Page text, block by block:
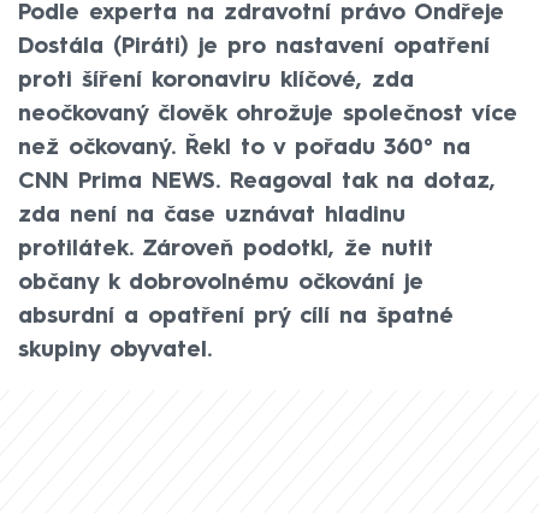
Podle experta na zdravotní právo Ondřeje
Dostála (Piráti) je pro nastavení opatření
proti šíření koronaviru klíčové, zda
neočkovaný člověk ohrožuje společnost více
než očkovaný. Řekl to v pořadu 360° na
CNN Prima NEWS. Reagoval tak na dotaz,
zda není na čase uznávat hladinu
protilátek. Zároveň podotkl, že nutit
občany k dobrovolnému očkování je
absurdní a opatření prý cílí na špatné
skupiny obyvatel.